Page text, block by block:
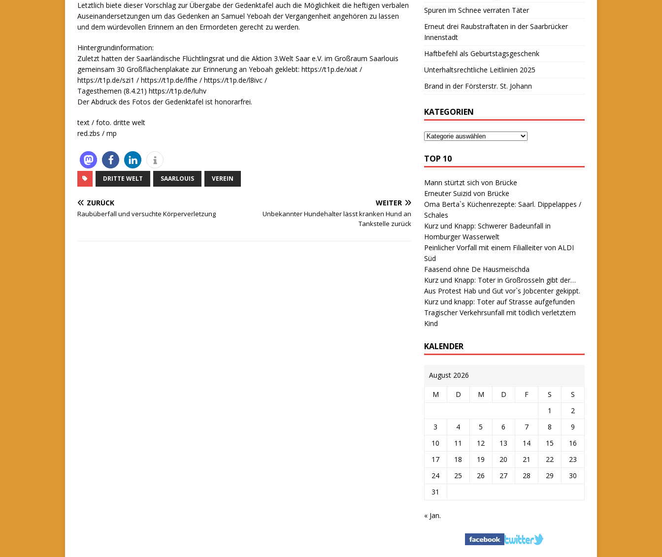
Letztlich biete dieser Vorschlag zur Übergabe der Gedenktafel auch die Möglichkeit die heftigen verbalen
Auseinandersetzungen um das Gedenken an Samuel Yeboah der Vergangenheit angehören zu lassen
und dem würdevollen Erinnern an den Ermordeten gerecht zu werden.
Hintergrundinformation:
Zuletzt hatten der Saarländische Flüchtlingsrat und die Aktion 3.Welt Saar e.V. im Großraum Saarlouis
gemeinsam 30 Großflächenplakate zur Erinnerung an Yeboah geklebt: https://t1p.de/xiat /
https://t1p.de/szi1 / https://t1p.de/lfhe / https://t1p.de/l8ivc /
Tagesthemen (8.4.21) https://t1p.de/luhv
Der Abdruck des Fotos der Gedenktafel ist honorarfrei.
text / foto. dritte welt
red.zbs / mp
DRITTE WELT SAARLOUIS VEREIN
ZURÜCK
Raubüberfall und versuchte Körperverletzung
WEITER
Unbekannter Hundehalter lässt kranken Hund an
Tankstelle zurück
Spuren im Schnee verraten Täter
Erneut drei Raubstraftaten in der Saarbrücker
Innenstadt
Haftbefehl als Geburtstagsgeschenk
Unterhaltsrechtliche Leitlinien 2025
Brand in der Försterstr. St. Johann
KATEGORIEN
TOP 10
Mann stürtzt sich von Brücke
Erneuter Suizid von Brücke
Oma Berta`s Küchenrezepte: Saarl. Dippelappes /
Schales
Kurz und Knapp: Schwerer Badeunfall in
Homburger Wasserwelt
Peinlicher Vorfall mit einem Filialleiter von ALDI
Süd
Faasend ohne De Hausmeischda
Kurz und Knapp: Toter in Großrosseln gibt der…
Aus Protest Hab und Gut vor`s Jobcenter gekippt.
Kurz und knapp: Toter auf Strasse aufgefunden
Tragischer Verkehrsunfall mit tödlich verletztem
Kind
KALENDER
August 2026
M D M D F S
S
1
2
3
4 5 6 7 8
9
10
11 12 13 14 15
16
17
18 19 20 21 22
23
24
25 26 27 28 29
30
31
« Jan.